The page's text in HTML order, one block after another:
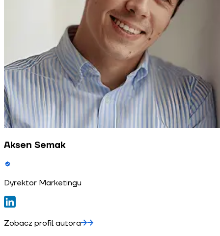
Aksen Semak
Dyrektor Marketingu
Zobacz profil autora